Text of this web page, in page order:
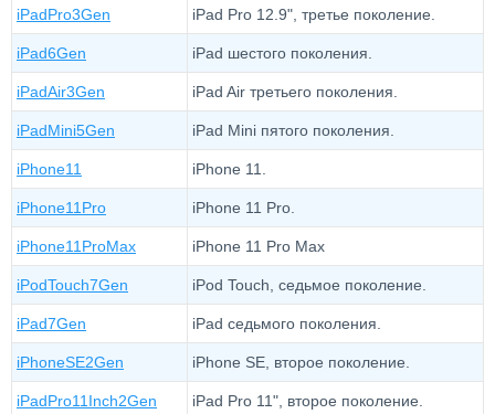
iPadPro3Gen iPad Pro 12.9", третье поколение.
iPad6Gen iPad шестого поколения.
iPadAir3Gen iPad Air третьего поколения.
iPadMini5Gen iPad Mini пятого поколения.
iPhone11 iPhone 11.
iPhone11Pro iPhone 11 Pro.
iPhone11ProMax iPhone 11 Pro Max
iPodTouch7Gen iPod Touch, седьмое поколение.
iPad7Gen iPad седьмого поколения.
iPhoneSE2Gen iPhone SE, второе поколение.
iPadPro11Inch2Gen iPad Pro 11", второе поколение.